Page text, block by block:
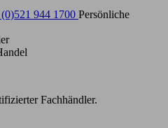
944 1700 Persönliche
Fachhändler.